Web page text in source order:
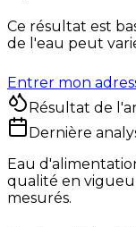
Ce résultat est
de l'eau peut
Entrer mon
Résultat de
Dernière
Eau
qualité en
mesurés.